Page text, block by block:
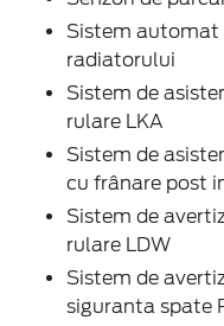
Sistem automat
radiatorului
Sistem de
rulare LKA
Sistem de
cu frânare post
Sistem de
rulare LDW
Sistem de
siguranta spate